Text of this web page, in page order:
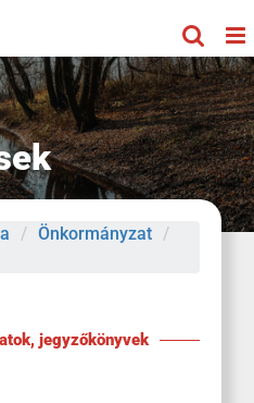
/ Önkormányzat /
jegyzőkönyvek